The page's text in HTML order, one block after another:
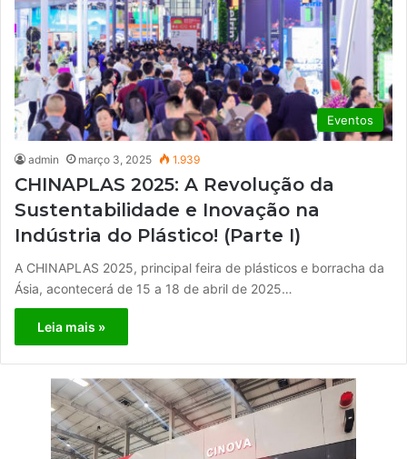
Eventos
admin março 3, 2025 1.939
CHINAPLAS 2025: A Revolução da
Sustentabilidade e Inovação na
Indústria do Plástico! (Parte I)
A CHINAPLAS 2025, principal feira de plásticos e borracha da
Ásia, acontecerá de 15 a 18 de abril de 2025…
Leia mais »